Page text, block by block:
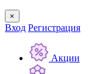
×
Вход Регистрация
Акции